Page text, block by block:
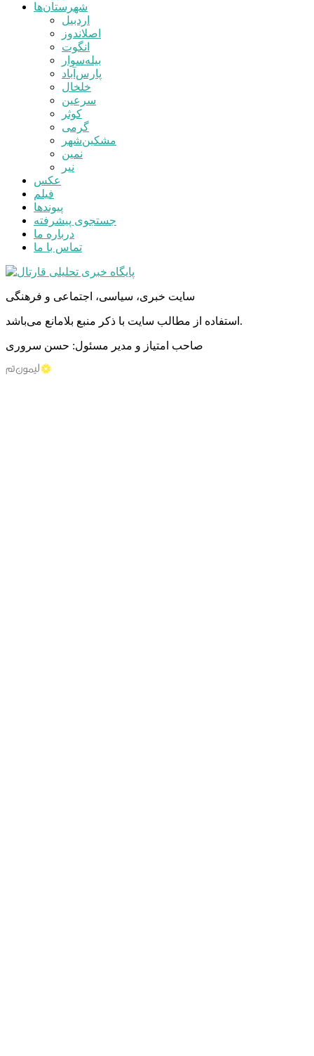
شهرستان‌ها
اردبیل
اصلاندوز
انگوت
بیله‌سوار
پارس‌آباد
خلخال
سرعین
کوثر
گرمی
مشکین‌شهر
نمین
نیر
عکس
فیلم
پیوندها
جستجوی پیشرفته
درباره ما
تماس با ما
سایت خبری، سیاسی، اجتماعی و فرهنگی
استفاده از مطالب سایت با ذکر منبع بلامانع می‌باشد.
صاحب امتیاز و مدیر مسئول: حسن سروری